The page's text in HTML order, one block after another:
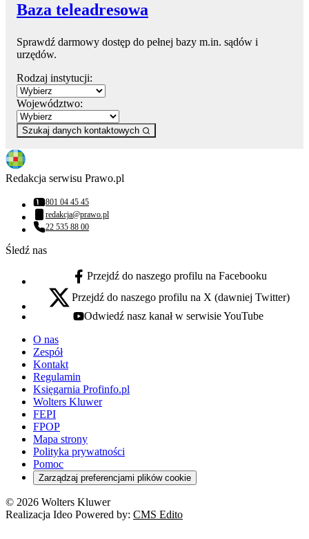
Baza teleadresowa
Sprawdź darmowy dostęp do pełnej bazy m.in. sądów i
urzędów.
Rodzaj instytucji:
Województwo:
Szukaj danych kontaktowych
Redakcja serwisu Prawo.pl
Numer telefonu:
801 04 45 45
Adres email:
redakcja@prawo.pl
Numer telefonu:
22 535 88 00
Śledź nas
facebook - otwiera się w nowej karcie
Przejdź do naszego profilu na Facebooku
x - otwiera się w nowej karcie
Przejdź do naszego profilu na X (dawniej Twitter)
youtube - otwiera się w nowej karcie
Odwiedź nasz kanał w serwisie YouTube
O nas
Zespół
Kontakt
Regulamin
Księgarnia Profinfo.pl
Wolters Kluwer
FEPI
FPOP
Mapa strony
Polityka prywatności
Pomoc
Zarządzaj preferencjami plików cookie
© 2026 Wolters Kluwer
Realizacja Ideo Powered by: CMS Edito